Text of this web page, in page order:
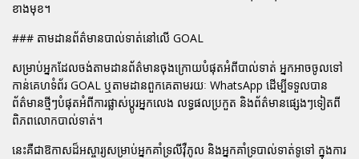
ខាងមុខ។
### តាមដានព័ត៌មានបាល់ទាត់នៅលើ GOAL
សម្រាប់អ្នកដែលចង់តាមដានព័ត៌មានចុងក្រោយបំផុតអំពីបាល់ទាត់ អ្នកអាចចូលទៅ
កាន់គេហទំព័រ GOAL ឬតាមដានពួកគេតាមរយៈ WhatsApp ដើម្បីទទួលបាន
ព័ត៌មានថ្មីៗបំផុតអំពីការផ្លាស់ប្តូរអ្នកលេង លទ្ធផលប្រកួត និងព័ត៌មានផ្សេងៗទៀតពី
ពិភពលោកបាល់ទាត់។
នេះគឺជាឱកាសដ៏អស្ចារ្យសម្រាប់អ្នកគាំទ្រលីវ៉ឺភូល និងអ្នកគាំទ្របាល់ទាត់ទូទៅ ក្នុងការ